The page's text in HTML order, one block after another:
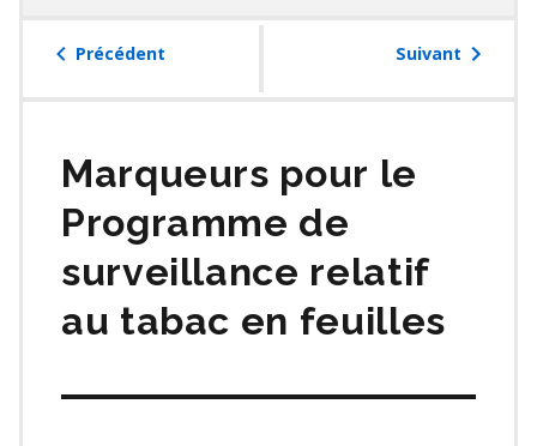
table
Précédent Suivant
Marqueurs pour le
Programme de
surveillance relatif
au tabac en feuilles